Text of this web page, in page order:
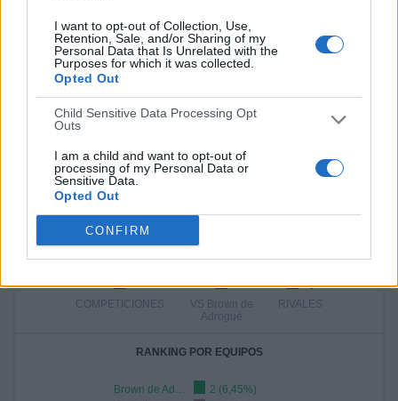
I want to opt-out of Collection, Use,
Retention, Sale, and/or Sharing of my
Personal Data that Is Unrelated with the
Purposes for which it was collected.
Opted Out
Child Sensitive Data Processing Opt
Outs
I am a child and want to opt-out of
processing of my Personal Data or
Sensitive Data.
Opted Out
CONFIRM
DÍAS
SIN PARTIDO
PARTIDOS
0
CONSECUTIVOS
14 partidos en local
24
RIVALES
2
VS Brown de
Adrogué
2
COMPETICIONES
RANKING POR EQUIPOS
Brown de Adrogué
2 (6,45%)